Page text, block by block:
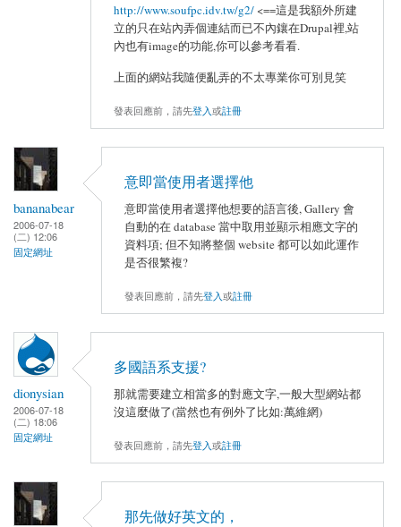
http://www.soufpc.idv.tw/g2/ <==這是我額外所建
立的只在站內弄個連結而已不內鑲在Drupal裡,站
內也有image的功能,你可以參考看看.
上面的網站我隨便亂弄的不太專業你可別見笑
發表回應前，請先登入或註冊
bananabear
2006-07-18
(二) 12:06
固定網址
意即當使用者選擇他
意即當使用者選擇他想要的語言後, Gallery 會
自動的在 database 當中取用並顯示相應文字的
資料項; 但不知將整個 website 都可以如此運作
是否很繁複?
發表回應前，請先登入或註冊
dionysian
2006-07-18
(二) 18:06
固定網址
多國語系支援?
那就需要建立相當多的對應文字,一般大型網站都
沒這麼做了(當然也有例外了比如:萬維網)
發表回應前，請先登入或註冊
那先做好英文的，